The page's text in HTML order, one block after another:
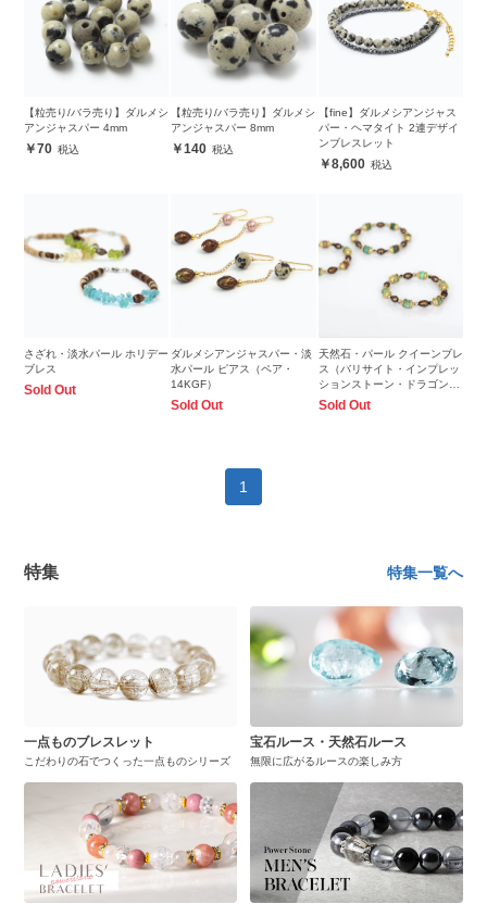
【粒売り/バラ売り】ダルメシ
アンジャスパー 4mm
70
【粒売り/バラ売り】ダルメシ
アンジャスパー 8mm
140
【fine】ダルメシアンジャス
パー・ヘマタイト 2連デザイ
ンブレスレット
8,600
さざれ・淡水パール ホリデー
ブレス
Sold Out
ダルメシアンジャスパー・淡
水パール ピアス（ペア・
14KGF）
Sold Out
天然石・パール クイーンブレ
ス（バリサイト・インプレッ
ションストーン・ドラゴンブ
ラッドジャスパー）
Sold Out
1
特集 特集一覧へ
一点ものブレスレット
こだわりの石でつくった一点ものシリーズ
宝石ルース・天然石ルース
無限に広がるルースの楽しみ方